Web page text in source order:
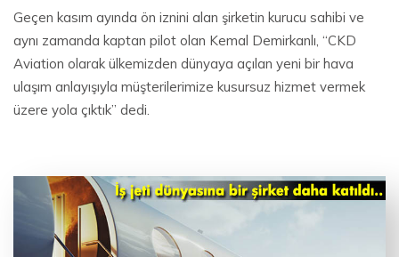
Geçen kasım ayında ön iznini alan şirketin kurucu sahibi ve
aynı zamanda kaptan pilot olan Kemal Demirkanlı, “CKD
Aviation olarak ülkemizden dünyaya açılan yeni bir hava
ulaşım anlayışıyla müşterilerimize kusursuz hizmet vermek
üzere yola çıktık” dedi.